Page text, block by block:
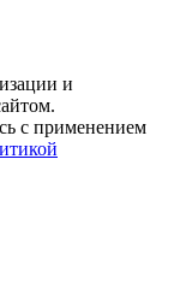
и
с применением